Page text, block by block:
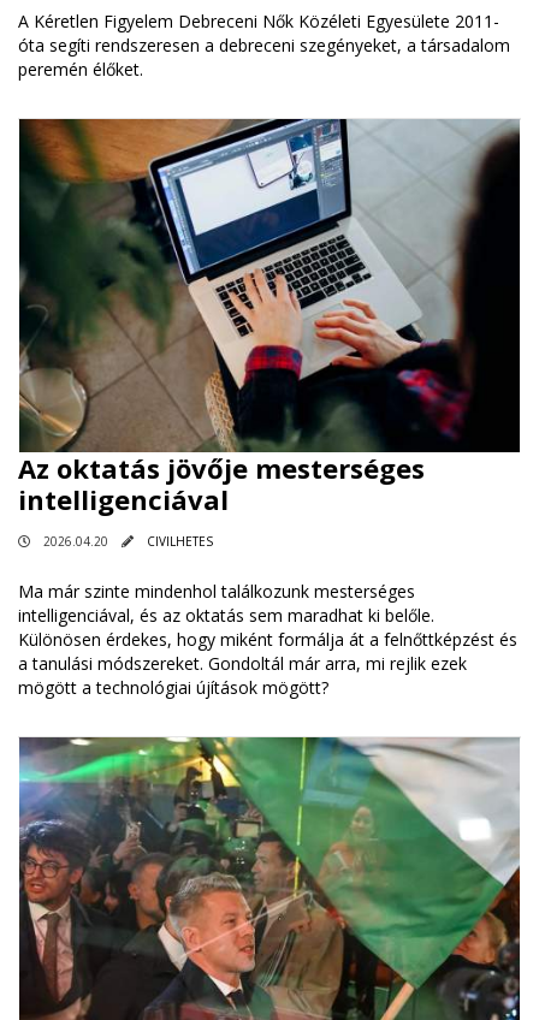
A Kéretlen Figyelem Debreceni Nők Közéleti Egyesülete 2011-
óta segíti rendszeresen a debreceni szegényeket, a társadalom
peremén élőket.
Az oktatás jövője mesterséges
intelligenciával
2026.04.20 CIVILHETES
Ma már szinte mindenhol találkozunk mesterséges
intelligenciával, és az oktatás sem maradhat ki belőle.
Különösen érdekes, hogy miként formálja át a felnőttképzést és
a tanulási módszereket. Gondoltál már arra, mi rejlik ezek
mögött a technológiai újítások mögött?